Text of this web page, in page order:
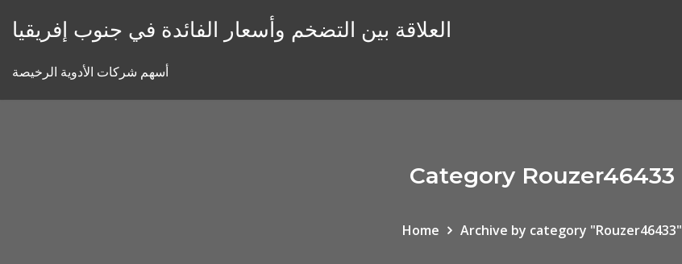
العلاقة بين التضخم وأسعار الفائدة في جنوب إفريقيا
أسهم شركات الأدوية الرخيصة
Category Rouzer46433
Home Archive by category "Rouzer46433"